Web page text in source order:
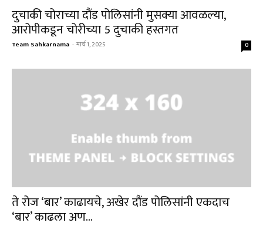
दुचाकी चोराच्या दौंड पोलिसांनी मुसक्या आवळल्या,
आरोपीकडून चोरीच्या 5 दुचाकी हस्तगत
Team Sahkarnama - मार्च 1, 2025 0
ते रोज ‘बार’ काढायचे, अखेर दौंड पोलिसांनी एकदाच
‘बार’ काढला अण...